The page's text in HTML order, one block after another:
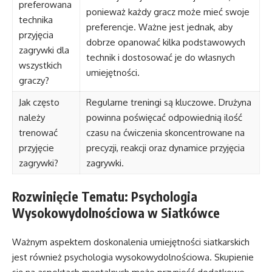
preferowana
technika
przyjęcia
zagrywki dla
wszystkich
graczy?
ponieważ każdy gracz może mieć swoje
preferencje. Ważne jest jednak, aby
dobrze opanować kilka podstawowych
technik i dostosować je do własnych
umiejętności.
Jak często
należy
trenować
przyjęcie
zagrywki?
Regularne treningi są kluczowe. Drużyna
powinna poświęcać odpowiednią ilość
czasu na ćwiczenia skoncentrowane na
precyzji, reakcji oraz dynamice przyjęcia
zagrywki.
Rozwinięcie Tematu: Psychologia
Wysokowydolnościowa w Siatkówce
Ważnym aspektem doskonalenia umiejętności siatkarskich
jest również psychologia wysokowydolnościowa. Skupienie